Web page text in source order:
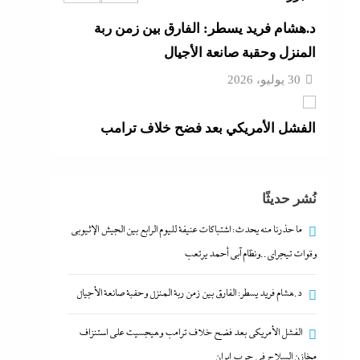
الفشل الأمريكي بعد فضح خلاف ترامب
وهيجسيت على استنزاف مخازن السلاح في
حرب إيران
30 يوليو، 2026
ما حذرنا منه يحدث: اشتباكات عنيفة لليوم
تيجراي..ونظام آبي أحمد يرتعب
نُشر حديثًا
ما حذرنا منه يحدث: اشتباكات عنيفة لليوم الرابع بين الجيش الإثيوبي
وقوات تيجراي..ونظام آبي أحمد يرتعب
د.هشام فريد يسطر: الفارق بين زمن ربة المنزل وحقبة صانعة الأجيال
الفشل الأمريكي بعد فضح خلاف ترامب وهيجسيت على استنزاف
مخازن السلاح في حرب إيران